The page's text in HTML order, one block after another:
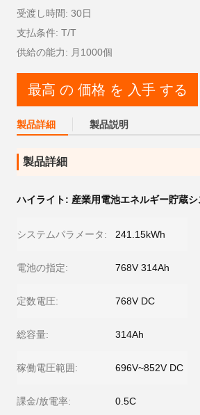
受渡し時間: 30日
支払条件: T/T
供給の能力: 月1000個
最高 の 価格 を 入手 する
製品詳細 製品説明
製品詳細
ハイライト: 産業用電池エネルギー貯蔵シ
システムパラメータ: 241.15kWh
電池の指定: 768V 314Ah
定数電圧: 768V DC
総容量: 314Ah
稼働電圧範囲: 696V~852V DC
課金/放電率: 0.5C